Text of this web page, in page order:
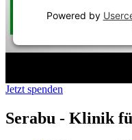
Powered by
Jetzt spenden
Serabu - Klinik